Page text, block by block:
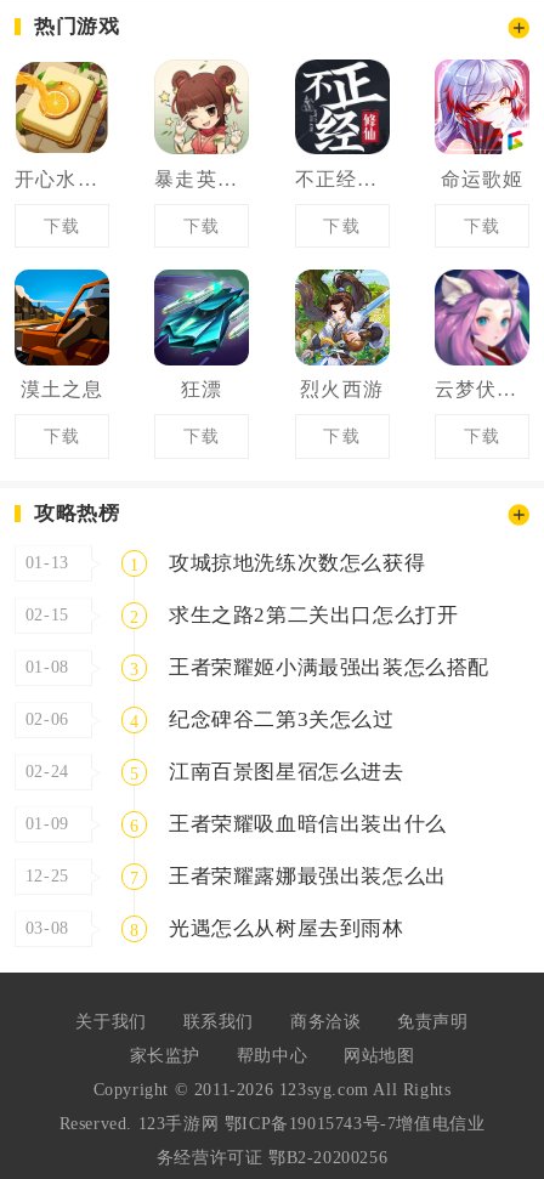
热门游戏
开心水果连连看
下载
暴走英雄坛
下载
不正经修仙
下载
命运歌姬
下载
漠土之息
下载
狂漂
下载
烈火西游
下载
云梦伏妖录
下载
攻略热榜
01-13 1 攻城掠地洗练次数怎么获得
02-15 2 求生之路2第二关出口怎么打开
01-08 3 王者荣耀姬小满最强出装怎么搭配
02-06 4 纪念碑谷二第3关怎么过
02-24 5 江南百景图星宿怎么进去
01-09 6 王者荣耀吸血暗信出装出什么
12-25 7 王者荣耀露娜最强出装怎么出
03-08 8 光遇怎么从树屋去到雨林
关于我们 联系我们 商务洽谈
免责声明
家长监护
帮助中心
网站地图
Copyright © 2011-2026 123syg.com All Rights
Reserved. 123手游网 鄂ICP备19015743号-7增值电信业
务经营许可证 鄂B2-20200256